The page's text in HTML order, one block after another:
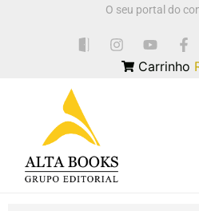
O seu portal do
Carrinho